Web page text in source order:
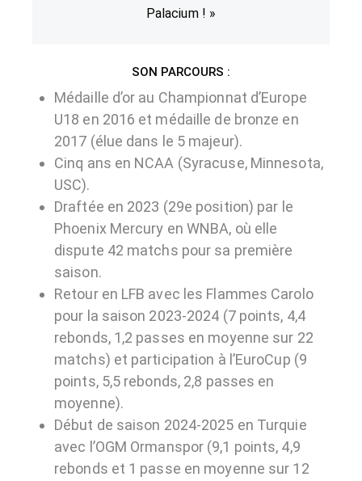
Palacium ! »
SON PARCOURS :
Médaille d’or au Championnat d’Europe
U18 en 2016 et médaille de bronze en
2017 (élue dans le 5 majeur).
Cinq ans en NCAA (Syracuse, Minnesota,
USC).
Draftée en 2023 (29e position) par le
Phoenix Mercury en WNBA, où elle
dispute 42 matchs pour sa première
saison.
Retour en LFB avec les Flammes Carolo
pour la saison 2023-2024 (7 points, 4,4
rebonds, 1,2 passes en moyenne sur 22
matchs) et participation à l’EuroCup (9
points, 5,5 rebonds, 2,8 passes en
moyenne).
Début de saison 2024-2025 en Turquie
avec l’OGM Ormanspor (9,1 points, 4,9
rebonds et 1 passe en moyenne sur 12